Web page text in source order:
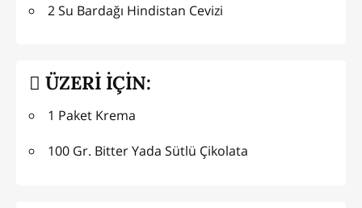
2 Su Bardağı Hindistan Cevizi
ÜZERİ İÇİN:
1 Paket Krema
100 Gr. Bitter Yada Sütlü Çikolata